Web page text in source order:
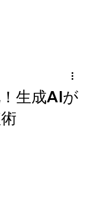
生成AIが